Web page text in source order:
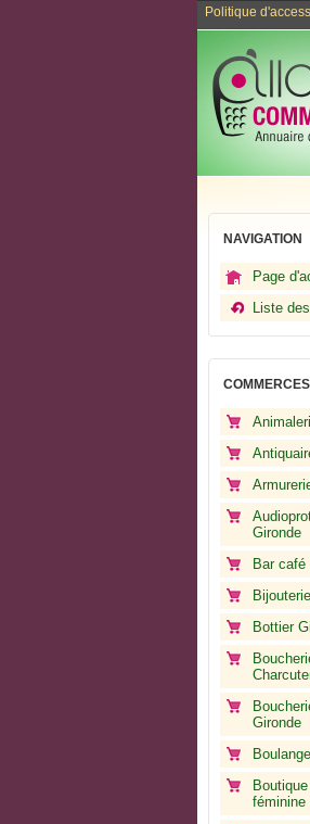
Politique
NAVIGATION
Page
Liste
Gironde
Bar café
Bottier
Gironde
féminine